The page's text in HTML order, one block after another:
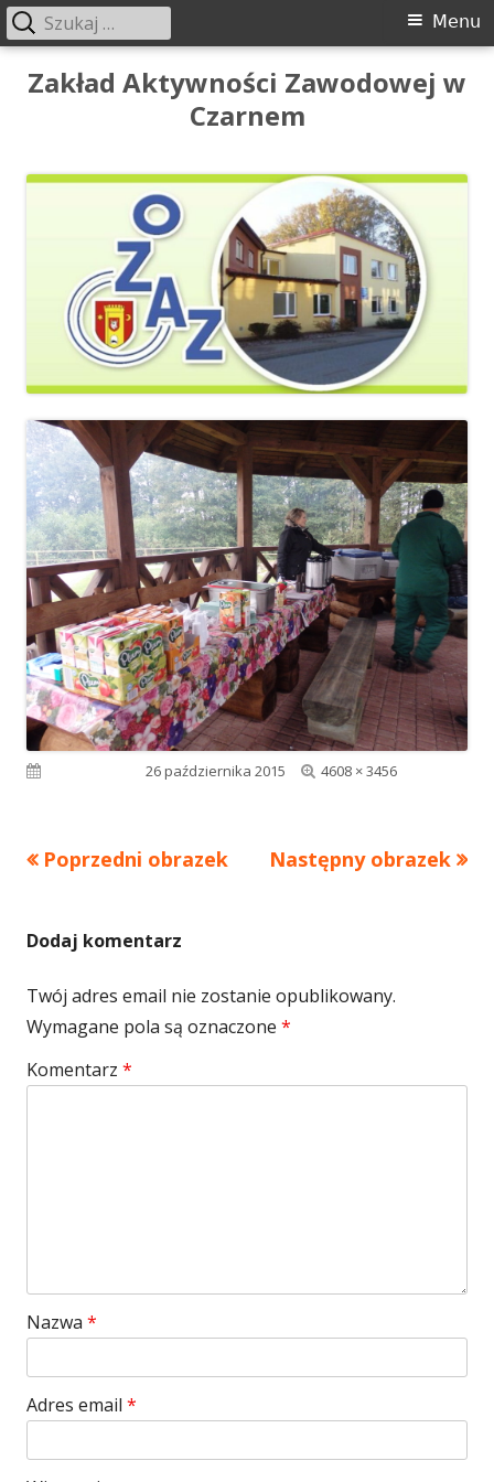
Przeskocz
Zakład Aktywności Zawodowej w
Czarnem
Menu
główne
Menu
Szukaj:
Opublikowano26 października 2015
Pełny
4608 × 3456
Poprzedni obrazek Następny obrazek
Dodaj komentarz
Twój adres email nie zostanie opublikowany.
Wymagane pola są oznaczone *
Komentarz *
Nazwa *
Adres email *